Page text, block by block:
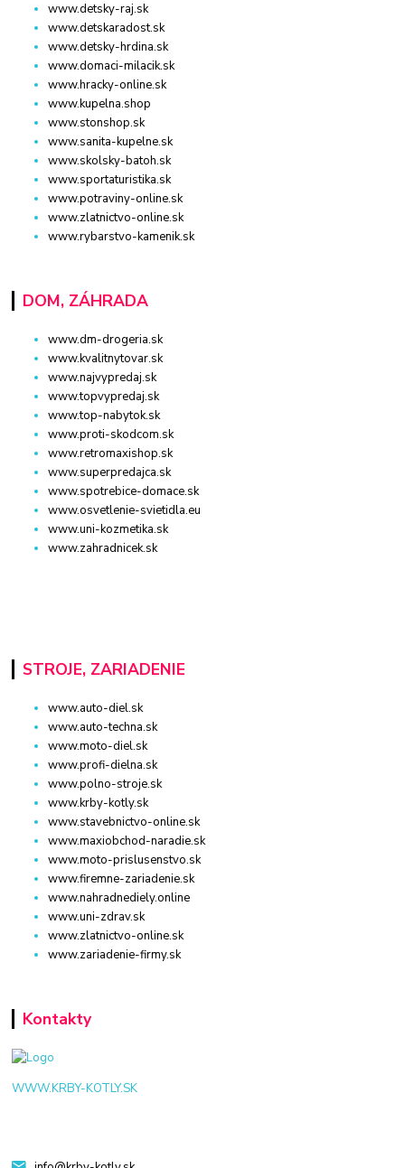
www.detsky-raj.sk
www.detskaradost.sk
www.detsky-hrdina.sk
www.domaci-milacik.sk
www.hracky-online.sk
www.kupelna.shop
www.stonshop.sk
www.sanita-kupelne.sk
www.skolsky-batoh.sk
www.sportaturistika.sk
www.potraviny-online.sk
www.zlatnictvo-online.sk
www.rybarstvo-kamenik.sk
DOM, ZÁHRADA
www.dm-drogeria.sk
www.kvalitnytovar.sk
www.najvypredaj.sk
www.topvypredaj.sk
www.top-nabytok.sk
www.proti-skodcom.sk
www.retromaxishop.sk
www.superpredajca.sk
www.spotrebice-domace.sk
www.osvetlenie-svietidla.eu
www.uni-kozmetika.sk
www.zahradnicek.sk
STROJE, ZARIADENIE
www.auto-diel.sk
www.auto-techna.sk
www.moto-diel.sk
www.profi-dielna.sk
www.polno-stroje.sk
www.krby-kotly.sk
www.stavebnictvo-online.sk
www.maxiobchod-naradie.sk
www.moto-prislusenstvo.sk
www.firemne-zariadenie.sk
www.nahradnediely.online
www.uni-zdrav.sk
www.zlatnictvo-online.sk
www.zariadenie-firmy.sk
Kontakty
WWW.KRBY-KOTLY.SK